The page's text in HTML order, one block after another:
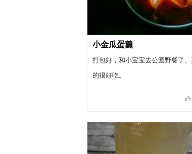
小金瓜蛋羹
打包好，和小宝宝去公园野餐了
的很好吃。